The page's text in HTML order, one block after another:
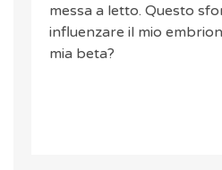
messa a letto. Questo
influenzare il mio
mia beta?